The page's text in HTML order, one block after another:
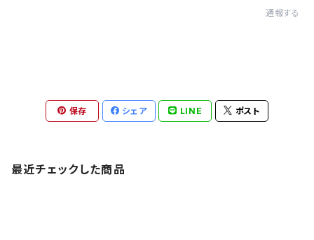
通報する
保存 シェア LINE ポスト
最近チェックした商品